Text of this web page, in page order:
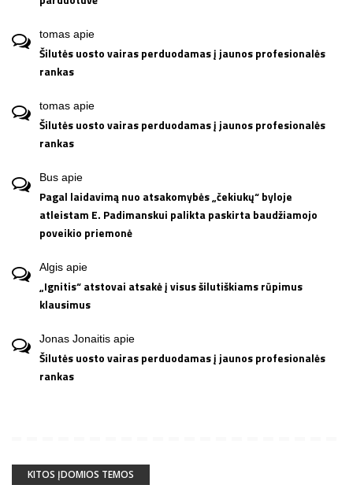
tomas apie
Šilutės uosto vairas perduodamas į jaunos profesionalės
rankas
tomas apie
Šilutės uosto vairas perduodamas į jaunos profesionalės
rankas
Bus apie
Pagal laidavimą nuo atsakomybės „čekiukų“ byloje
atleistam E. Padimanskui palikta paskirta baudžiamojo
poveikio priemonė
Algis apie
„Ignitis“ atstovai atsakė į visus šilutiškiams rūpimus
klausimus
Jonas Jonaitis apie
Šilutės uosto vairas perduodamas į jaunos profesionalės
rankas
KITOS ĮDOMIOS TEMOS